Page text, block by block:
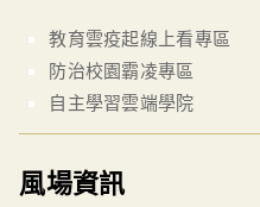
教育雲疫起線上看專區
防治校園霸凌專區
自主學習雲端學院
風場資訊